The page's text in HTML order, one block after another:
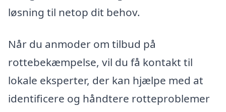
løsning til netop dit behov.
Når du anmoder om tilbud på
rottebekæmpelse, vil du få kontakt til
lokale eksperter, der kan hjælpe med at
identificere og håndtere rotteproblemer